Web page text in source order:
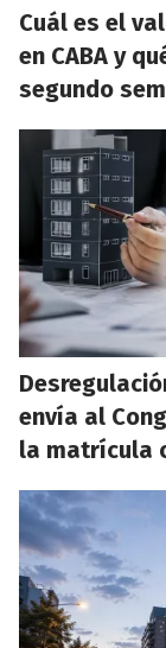
Cuál es el
en CABA y
segundo
envía al
la matrícula